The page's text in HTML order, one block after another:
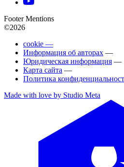
Footer Mentions
©2026
cookie —
Информация об авторах —
Юридическая информация —
Карта сайта —
Политика
Made with love by Studio Meta